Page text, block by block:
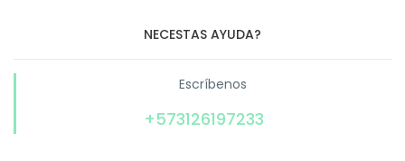
NECESTAS AYUDA?
Escríbenos
+573126197233